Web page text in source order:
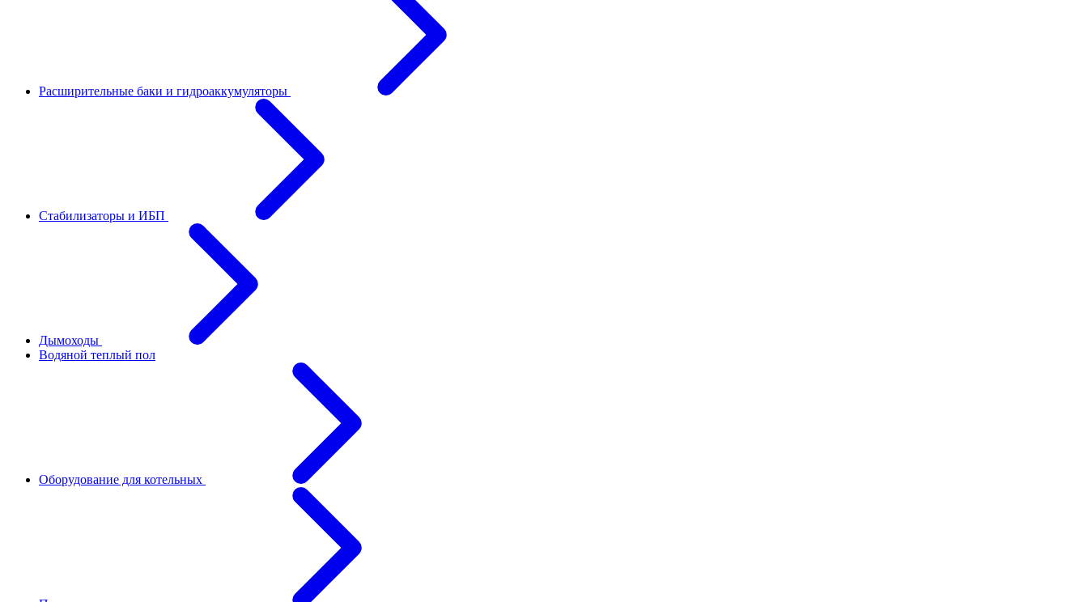
Расширительные баки и гидроаккумуляторы
Стабилизаторы и ИБП
Дымоходы
Водяной теплый пол
Оборудование для котельных